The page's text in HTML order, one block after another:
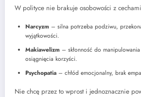
W polityce nie brakuje osobowości z
Narcyzm – silna potrzeba podziwu,
wyjątkowości.
Makiawelizm – skłonność do
osiągnięcia korzyści.
Psychopatia – chłód emocjonalny, brak
Nie chcę przez to wprost i jednoznacznie